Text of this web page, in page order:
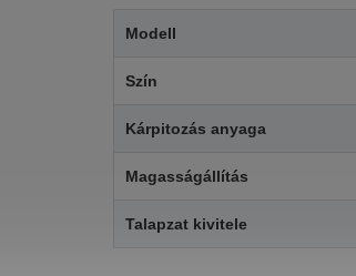
Modell
Szín
Kárpitozás anyaga
Magasságállítás
Talapzat kivitele